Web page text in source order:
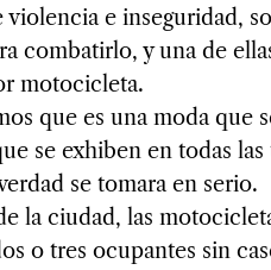
violencia e inseguridad,
combatirlo, y una de
motocicleta.
que es una moda que
se exhiben en todas
se tomara en serio.
la ciudad, las
o tres ocupantes sin